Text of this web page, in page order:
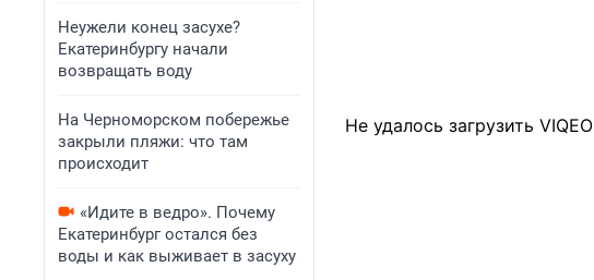
Неужели конец засухе?
Екатеринбургу начали
возвращать воду
На Черноморском побережье
закрыли пляжи: что там
происходит
«Идите в ведро». Почему
Екатеринбург остался без
воды и как выживает в засуху
Не удалось загрузить VIQEO